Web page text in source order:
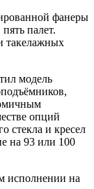
фанеры
палет.
такелажных
модель
опций
стекла и кресел
на 93 или 100
исполнении на